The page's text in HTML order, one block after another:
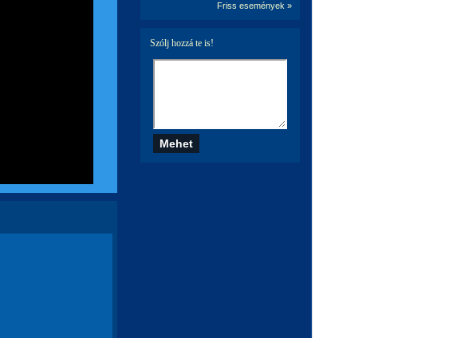
Friss események »
Szólj hozzá te is!